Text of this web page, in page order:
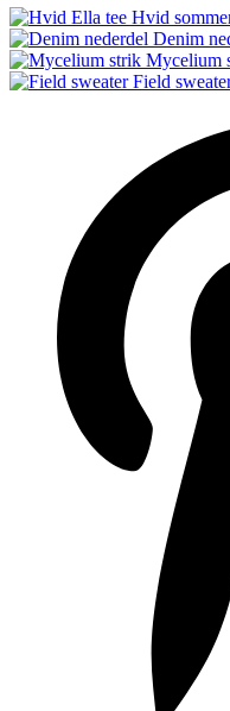
Hvid
Denim
Mycelium
Field